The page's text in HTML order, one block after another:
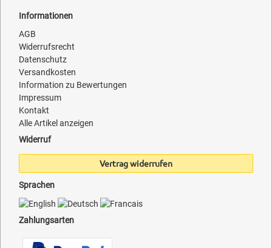
Informationen
AGB
Widerrufsrecht
Datenschutz
Versandkosten
Information zu Bewertungen
Impressum
Kontakt
Alle Artikel anzeigen
Widerruf
Vertrag widerrufen
Sprachen
Zahlungsarten